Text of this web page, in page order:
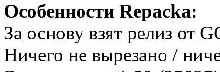
Особенности Repacka:
За основу взят релиз от
Ничего не вырезано /